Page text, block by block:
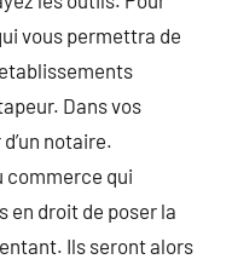
vous permettra de
Dans vos
notaire.
commerce qui
en droit de poser la
Ils seront alors